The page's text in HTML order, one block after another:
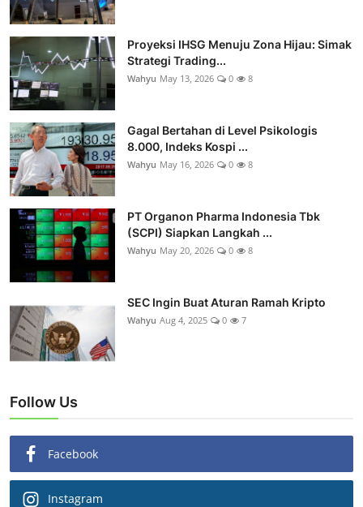
Proyeksi IHSG Menuju Zona Hijau: Simak
Strategi Trading...
Wahyu May 13, 2026 0 8
Gagal Bertahan di Level Psikologis
8.000, Indeks Kospi ...
Wahyu May 16, 2026 0 8
PT Organon Pharma Indonesia Tbk
(SCPI) Siapkan Langkah ...
Wahyu May 20, 2026 0 8
SEC Ingin Buat Aturan Ramah Kripto
Wahyu Aug 4, 2025 0 7
Follow Us
Facebook
Instagram